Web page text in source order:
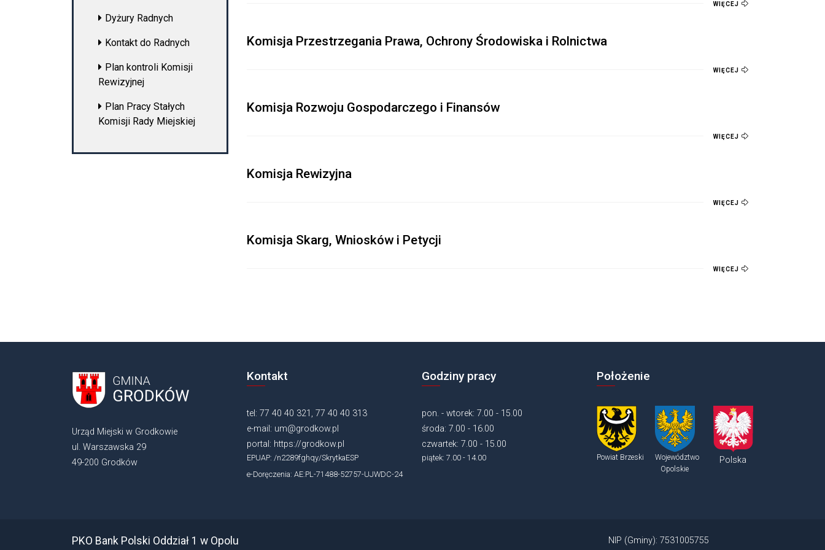
Dyżury Radnych
Kontakt do Radnych
Plan kontroli Komisji
Rewizyjnej
Plan Pracy Stałych
Komisji Rady Miejskiej
WIĘCEJ
Komisja Przestrzegania Prawa, Ochrony Środowiska i Rolnictwa
WIĘCEJ
Komisja Rozwoju Gospodarczego i Finansów
WIĘCEJ
Komisja Rewizyjna
WIĘCEJ
Komisja Skarg, Wniosków i Petycji
WIĘCEJ
Urząd Miejski w Grodkowie
ul. Warszawska 29
49-200 Grodków
Kontakt
tel: 77 40 40 321, 77 40 40 313
e-mail: um@grodkow.pl
portal: https://grodkow.pl
EPUAP: /n2289fghqy/SkrytkaESP
e-Doręczenia: AE:PL-71488-52757-UJWDC-24
Godziny pracy
pon. - wtorek: 7.00 - 15.00
środa: 7.00 - 16.00
czwartek: 7.00 - 15.00
piątek: 7.00 - 14.00
Położenie
Powiat Brzeski
Województwo
Opolskie
Polska
PKO Bank Polski Oddział 1 w Opolu NIP (Gminy): 7531005755